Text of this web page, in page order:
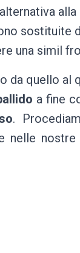
sostituite
una simil
da quello
a fine
.
nelle